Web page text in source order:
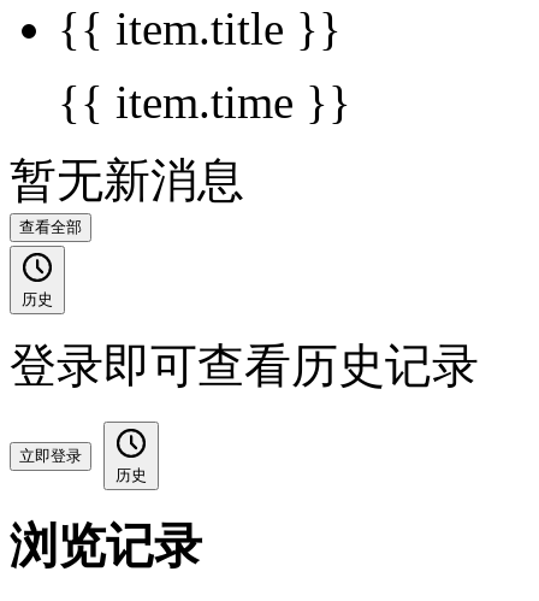
{{ item.title }}
{{ item.time }}
暂无新消息
查看全部
历史
登录即可查看历史记录
立即登录
历史
浏览记录